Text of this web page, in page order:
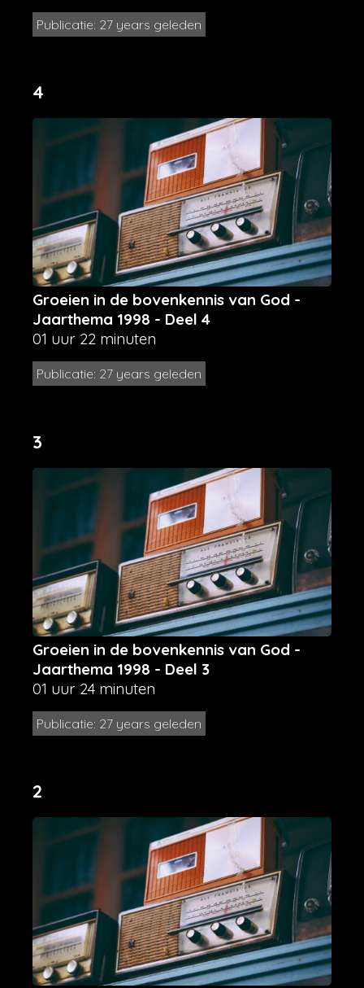
Publicatie: 27 years geleden
4
Groeien in de bovenkennis van God -
Jaarthema 1998 - Deel 4
01 uur 22 minuten
Publicatie: 27 years geleden
3
Groeien in de bovenkennis van God -
Jaarthema 1998 - Deel 3
01 uur 24 minuten
Publicatie: 27 years geleden
2